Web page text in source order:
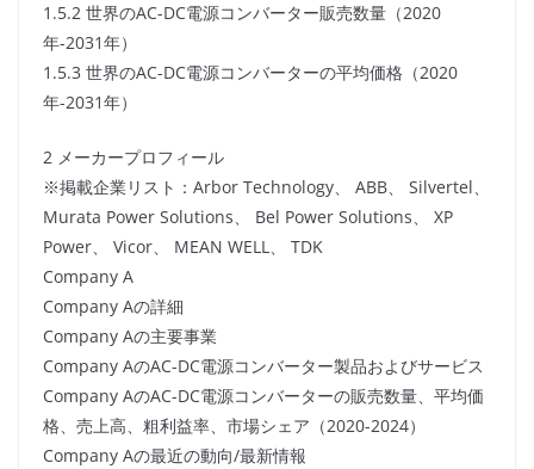
1.5.2 世界のAC-DC電源コンバーター販売数量（2020
年-2031年）
1.5.3 世界のAC-DC電源コンバーターの平均価格（2020
年-2031年）
2 メーカープロフィール
※掲載企業リスト：Arbor Technology、 ABB、 Silvertel、
Murata Power Solutions、 Bel Power Solutions、 XP
Power、 Vicor、 MEAN WELL、 TDK
Company A
Company Aの詳細
Company Aの主要事業
Company AのAC-DC電源コンバーター製品およびサービス
Company AのAC-DC電源コンバーターの販売数量、平均価
格、売上高、粗利益率、市場シェア（2020-2024）
Company Aの最近の動向/最新情報